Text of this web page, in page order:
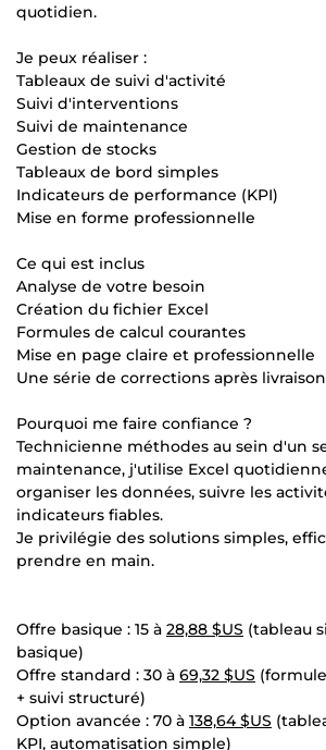
quotidien.
Je peux réaliser :
Tableaux de suivi d'activité
Suivi d'interventions
Suivi de maintenance
Gestion de stocks
Tableaux de bord simples
Indicateurs de performance (KPI)
Mise en forme professionnelle
Ce qui est inclus
Analyse de votre besoin
Création du fichier Excel
Formules de calcul courantes
Mise en page claire et professionnelle
Une série de corrections après livraison
Pourquoi me faire confiance ?
Technicienne méthodes au sein d'un
maintenance, j'utilise Excel
organiser les données, suivre les
indicateurs fiables.
Je privilégie des solutions simples,
prendre en main.
Offre basique : 15 à 28,88 $US (tableau
basique)
Offre standard : 30 à 69,32 $US
+ suivi structuré)
Option avancée : 70 à 138,64 $US
KPI, automatisation simple)